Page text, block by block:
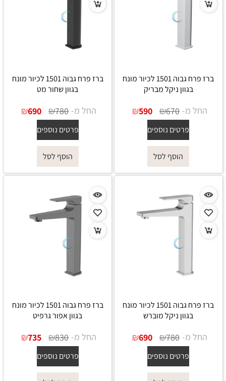
ברז פרח גבוה 1501 לכיור מונח
בגוון ניקל מבריק
החל מ- ₪670
₪590
פרטים נוספים
הוסף לסל
ברז פרח גבוה 1501 לכיור מונח
בגוון שחור מט
החל מ- ₪780
₪690
פרטים נוספים
הוסף לסל
ברז פרח גבוה 1501 לכיור מונח
בגוון ניקל מוברש
החל מ- ₪780
₪690
פרטים נוספים
ברז פרח גבוה 1501 לכיור מונח
בגוון אפור גרפיט
החל מ- ₪830
₪735
פרטים נוספים